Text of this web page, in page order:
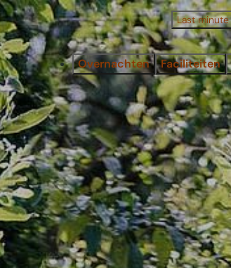
Last minute
Overnachten Faciliteiten